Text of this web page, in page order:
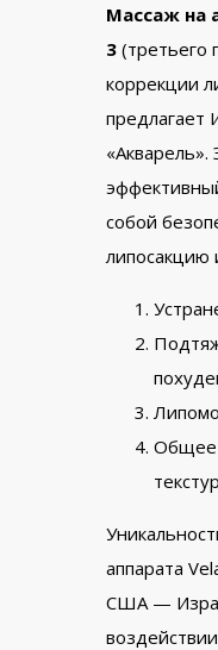
Массаж на
3 (третьего
коррекции
предлагает
собой
липосакцию
Общее
аппарата
США —